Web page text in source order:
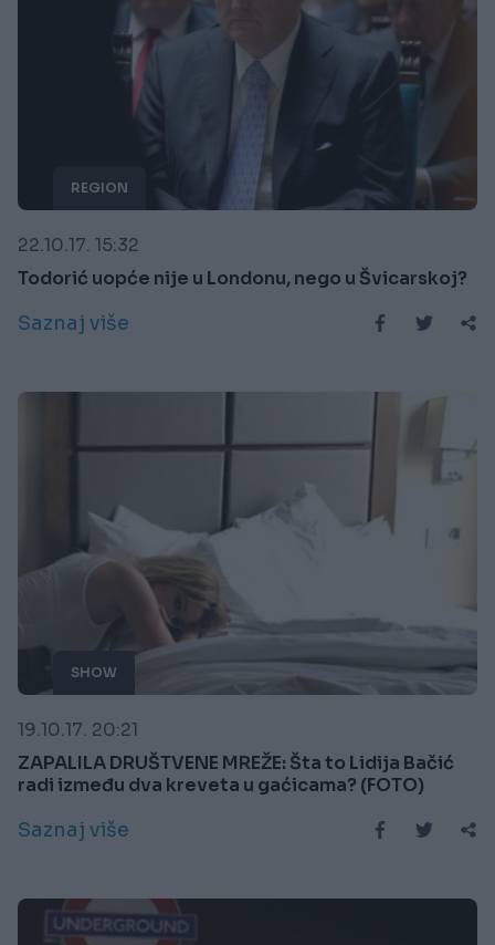
REGION
22.10.17. 15:32
Todorić uopće nije u Londonu, nego u Švicarskoj?
Saznaj više
SHOW
19.10.17. 20:21
ZAPALILA DRUŠTVENE MREŽE: Šta to Lidija Bačić
radi između dva kreveta u gaćicama? (FOTO)
Saznaj više